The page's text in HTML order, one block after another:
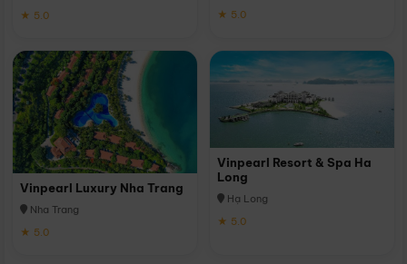
★ 5.0
★ 5.0
Vinpearl Luxury Nha Trang
Nha Trang
★ 5.0
Vinpearl Resort & Spa Ha
Long
Hạ Long
★ 5.0